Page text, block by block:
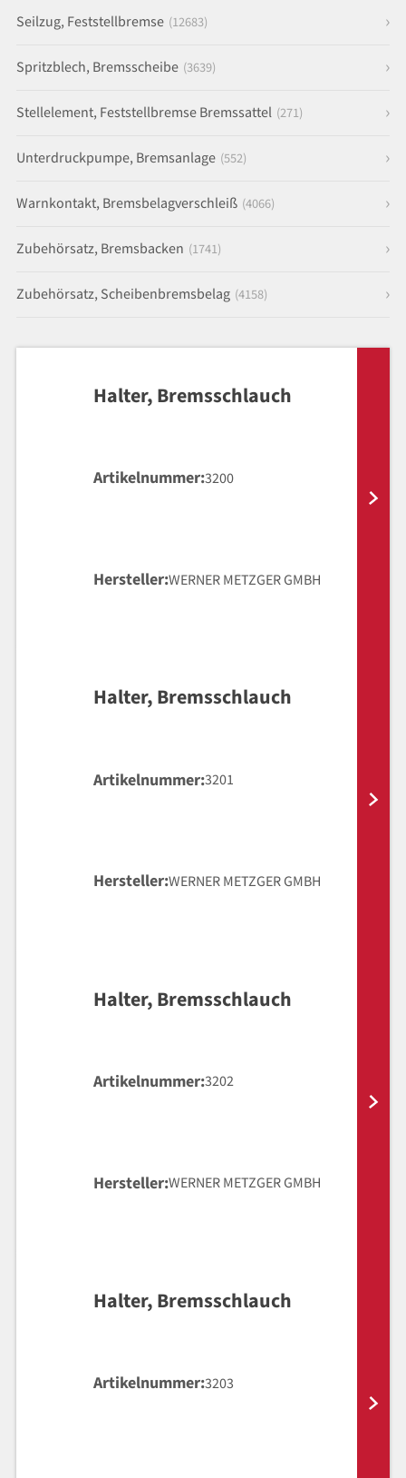
Halter, Bremsschlauch
Artikelnummer 3200
Hersteller WERNER METZGER GMBH
Halter, Bremsschlauch
Artikelnummer 3201
Hersteller WERNER METZGER GMBH
Halter, Bremsschlauch
Artikelnummer 3202
Hersteller WERNER METZGER GMBH
Halter, Bremsschlauch
Artikelnummer 3203
Seilzug, Feststellbremse (12683)
Spritzblech, Bremsscheibe (3639)
Stellelement, Feststellbremse Bremssattel (271)
Unterdruckpumpe, Bremsanlage (552)
Warnkontakt, Bremsbelagverschleiß (4066)
Zubehörsatz, Bremsbacken (1741)
Zubehörsatz, Scheibenbremsbelag (4158)